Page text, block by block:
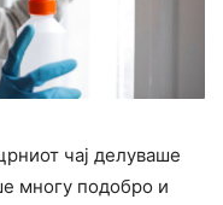
чај делуваше
многу подобро и